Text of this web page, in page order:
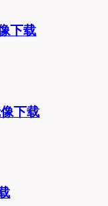
下载
下载